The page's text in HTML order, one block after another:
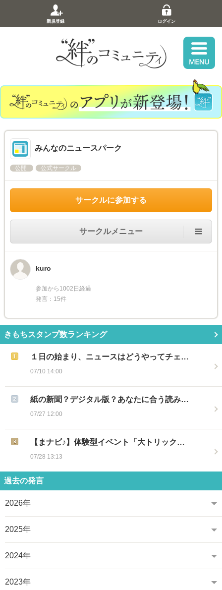
新規登録 ログイン
みんなのニュースパーク
公開 公式サークル
サークルに参加する
サークルメニュー
kuro
参加から1002日経過
発言：15件
きもちスタンプ数ランキング
１日の始まり、ニュースはどうやってチェ…
07/10 14:00
紙の新聞？デジタル版？あなたに合う読み…
07/27 12:00
【まナビ♪】体験型イベント「大トリック…
07/28 13:13
過去の発言
2026年
2025年
2024年
2023年